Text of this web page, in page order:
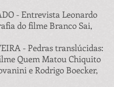
- Entrevista Leonardo
do filme Branco Sai,
- Pedras translúcidas:
Quem Matou Chiquito
e Rodrigo Boecker,